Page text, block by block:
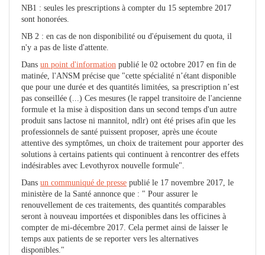
NB1 : seules les prescriptions à compter du 15 septembre 2017
sont honorées.
NB 2 : en cas de non disponibilité ou d'épuisement du quota, il
n'y a pas de liste d'attente.
Dans un point d'information publié le 02 octobre 2017 en fin de
matinée, l'ANSM précise que "cette spécialité n’étant disponible
que pour une durée et des quantités limitées, sa prescription n’est
pas conseillée (...) Ces mesures (le rappel transitoire de l'ancienne
formule et la mise à disposition dans un second temps d'un autre
produit sans lactose ni mannitol, ndlr) ont été prises afin que les
professionnels de santé puissent proposer, après une écoute
attentive des symptômes, un choix de traitement pour apporter des
solutions à certains patients qui continuent à rencontrer des effets
indésirables avec Levothyrox nouvelle formule".
Dans un communiqué de presse publié le 17 novembre 2017, le
ministère de la Santé annonce que : " Pour assurer le
renouvellement de ces traitements, des quantités comparables
seront à nouveau importées et disponibles dans les officines à
compter de mi-décembre 2017. Cela permet ainsi de laisser le
temps aux patients de se reporter vers les alternatives
disponibles."